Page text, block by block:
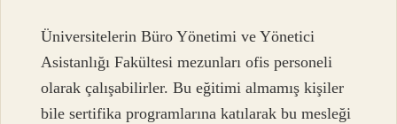
Üniversitelerin Büro Yönetimi ve Yönetici
Asistanlığı Fakültesi mezunları ofis personeli
olarak çalışabilirler. Bu eğitimi almamış kişiler
bile sertifika programlarına katılarak bu mesleği